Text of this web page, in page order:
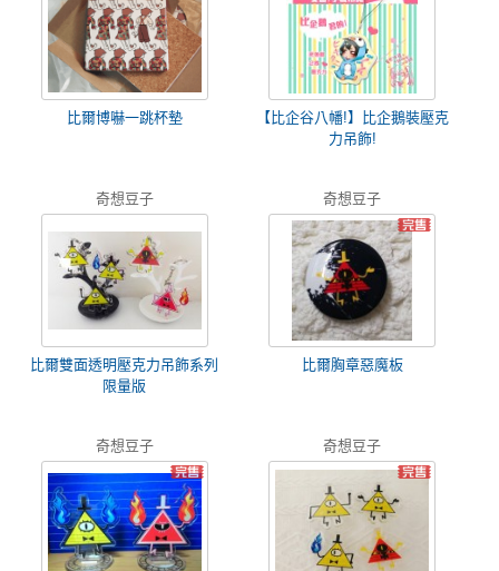
比爾博嚇一跳杯墊
【比企谷八幡!】比企鵝裝壓克
力吊飾!
奇想豆子
比爾雙面透明壓克力吊飾系列
限量版
奇想豆子
比爾胸章惡魔板
奇想豆子 奇想豆子